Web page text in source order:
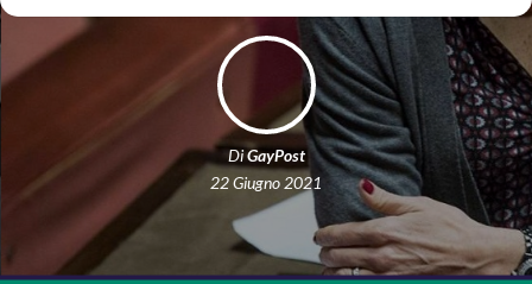
DiGayPost
22 Giugno 2021